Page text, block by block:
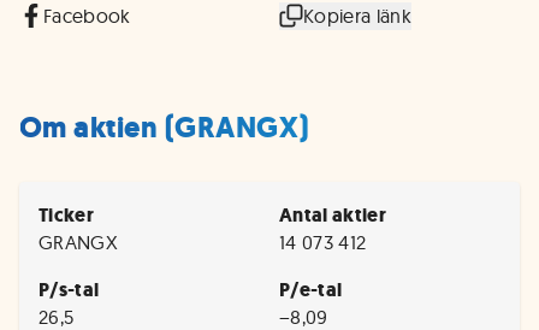
Facebook Kopiera länk
Om aktien (GRANGX)
Ticker
GRANGX
Antal aktier
14 073 412
P/s-tal
26,5
P/e-tal
−8,09